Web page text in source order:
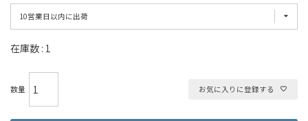
在庫数 1
お気に入りに登録する